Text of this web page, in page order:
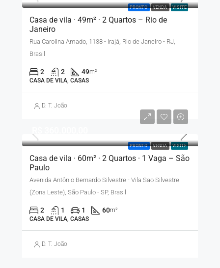
PRONTO VENDA VISITE
Casa de vila · 49m² · 2 Quartos – Rio de
Janeiro
Rua Carolina Amado, 1138 - Irajá, Rio de Janeiro - RJ,
Brasil
2 2 49m²
CASA DE VILA, CASAS
D. T. João
PRONTO VENDA VISITE
Casa de vila · 60m² · 2 Quartos · 1 Vaga – São
Paulo
Avenida Antônio Bernardo Silvestre - Vila Sao Silvestre
(Zona Leste), São Paulo - SP, Brasil
2 1 1 60m²
CASA DE VILA, CASAS
D. T. João